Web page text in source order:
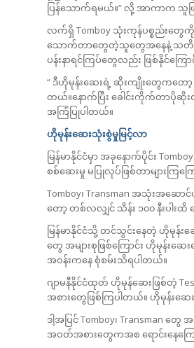
ပြန်သောက်ရမယ်။” လို့ အာကာက သူဖ
လက်ရှိ Tomboy သုံးကုန်ပစ္စည်းတွေကို
သောက်တာတွေတဲ့သူတွေအနေနဲ့ သတိ
ပန်းနာရင်ကြပ်တွေလည်း ဖြစ်နိုင်ကြော
“ ဒီဟိုမုန်းဆေးရဲ့ ဆိုးကျိုးတွေကတော့
တယ်။နောက်ပြီး ခေါင်းကိုက်တာပို
အကြံပြုပါတယ်။
ဟိုမုန်းဆေးသုံးစွဲမှုမြင့်လာ
မြန်မာနိုင်ငံမှာ အခုနောက်ပိုင်း
စစ်ဆေးမှု မပြုလုပ်ဖြစ်တာများကြက
Tomboy၊ Transman အသုံးအဆေ
တော့ တစ်လလျှင် သိန်း ၁၀၀ နီးပါးထိ
မြန်မာနိုင်ငံသို့ တင်သွင်းနေတဲ့ ဟိုမုန်
တွေ အများစုဖြစ်ကြောင်း ဟိုမုန်းဆ
အဝန်းကနေ စုံစမ်းသိရပါတယ်။
ဂျာမနီနိုင်ငံထုတ် ဟိုမုန်ဆေးဖြစ်တဲ့
အစားတွေဖြစ်ကြပါတယ်။ ဟိုမုန်းဆေ
ဒါ့အပြင် Tomboy၊ Transman
အဝတ်အစားတွေကအစ ရောင်းနေကြ